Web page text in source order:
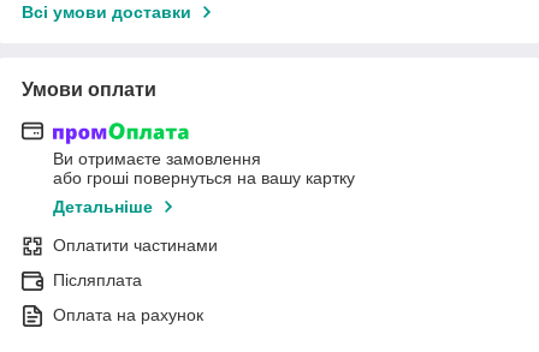
Всі умови доставки
Умови оплати
Ви отримаєте замовлення
або гроші повернуться на вашу картку
Детальніше
Оплатити частинами
Післяплата
Оплата на рахунок